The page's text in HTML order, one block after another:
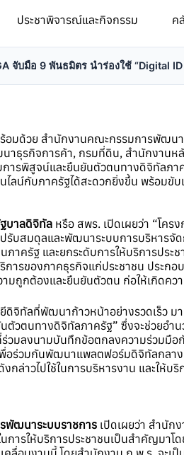
ประชาพิจารณ์และกิจกรรม ค
จับมือ 9 พันธมิตร นำร่องใช้ “Digital
มด้วย สำนักงานคณะกรรมการพัฒนา
าธุรกิจการค้า, กรมที่ดิน, สำนักงาน
รพิสูจน์และยืนยันตัวตนทางดิจิทัลภ
ลน์กับภาครัฐได้สะดวกยิ่งขึ้น พร้อมขั
บาลดิจิทัล หรือ สพร. เปิดเผยว่า “โค
บสมดุลและพัฒนาระบบการบริหาร
ภาครัฐ และยกระดับการให้บริการปร
การของภาคธุรกิจแก่ประชาชน ประ
ถูกต้องและยืนยันตัวตน ก่อให้เกิดควา
จิทัลที่พัฒนาก้าวหน้าอย่างรวดเร็ว ม
วตนทางดิจิทัลภาครัฐ” ซึ่งจะช่วยอำ
วมลงนามบันทึกข้อตกลงความร่วมมื
อร่วมกันพัฒนาแพลตฟอร์มดิจิทัลกล
ล่าวไปใช้ในการบริหารงาน และให้
พัฒนาระบบราชการ เปิดเผยว่า สำนั
การให้บริการประชาชนเป็นสำคัญม